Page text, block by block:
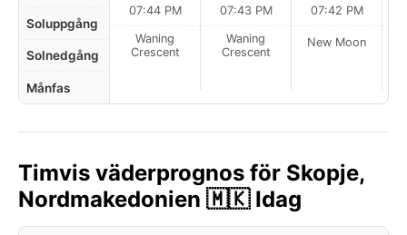
Soluppgång
Solnedgång
Månfas
07:44 PM
Waning
Crescent
07:43 PM
Waning
Crescent
07:42 PM
New Moon
Timvis väderprognos för Skopje,
Nordmakedonien 🇲🇰 Idag